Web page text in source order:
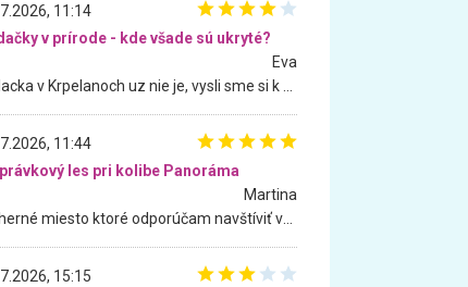
11:14
v prírode - kde všade sú ukryté?
Eva
11:44
les pri kolibe Panoráma
Martina
15:15